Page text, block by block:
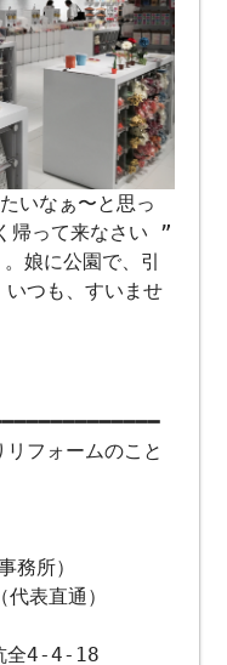
いなぁ〜と思っ
帰って来なさい ”
娘に公園で、引
いつも、すいませ
フォームのこと
所）
直通）
全4-4-18